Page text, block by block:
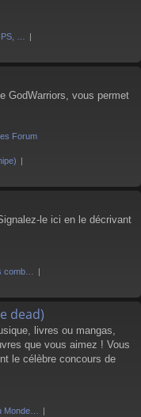
…
GodWarriors, vous permet
Forum
le ici en le décrivant
comb…
dead)
livres ou mangas,
que vous aimez ! Vous
le célèbre concours de
Monde…